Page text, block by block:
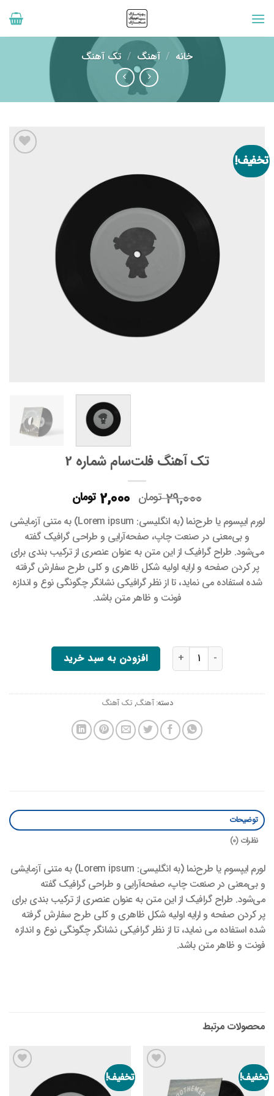
محتوا
خانه / آهنگ / تک آهنگ
تخفیف!
تک آهنگ فلت‌سام شماره 2
29,000 تومان قیمت
اصلی
29,000 تومان
بود.
2,000 تومانقیمت
فعلی
2,000 تومان
است.
لورم ایپسوم یا طرح‌نما (به انگلیسی: Lorem ipsum) به متنی آزمایشی
و بی‌معنی در صنعت چاپ، صفحه‌آرایی و طراحی گرافیک گفته
می‌شود. طراح گرافیک از این متن به عنوان عنصری از ترکیب بندی برای
پر کردن صفحه و ارایه اولیه شکل ظاهری و کلی طرح سفارش گرفته
شده استفاده می نماید، تا از نظر گرافیکی نشانگر چگونگی نوع و اندازه
فونت و ظاهر متن باشد.
تک آهنگ فلت‌سام شماره 2 عددافزودن به سبد خرید
دسته:آهنگ, تک آهنگ
توضیحات
نظرات (0)
لورم ایپسوم یا طرح‌نما (به انگلیسی: Lorem ipsum) به متنی آزمایشی
و بی‌معنی در صنعت چاپ، صفحه‌آرایی و طراحی گرافیک گفته
می‌شود. طراح گرافیک از این متن به عنوان عنصری از ترکیب بندی برای
پر کردن صفحه و ارایه اولیه شکل ظاهری و کلی طرح سفارش گرفته
شده استفاده می نماید، تا از نظر گرافیکی نشانگر چگونگی نوع و اندازه
فونت و ظاهر متن باشد.
محصولات مرتبط
تخفیف! تخفیف!